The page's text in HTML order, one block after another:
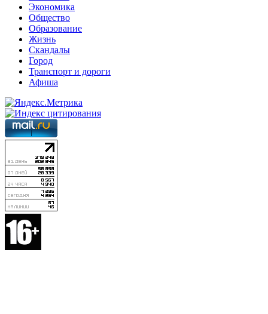
Экономика
Общество
Образование
Жизнь
Скандалы
Город
Транспорт и дороги
Афиша